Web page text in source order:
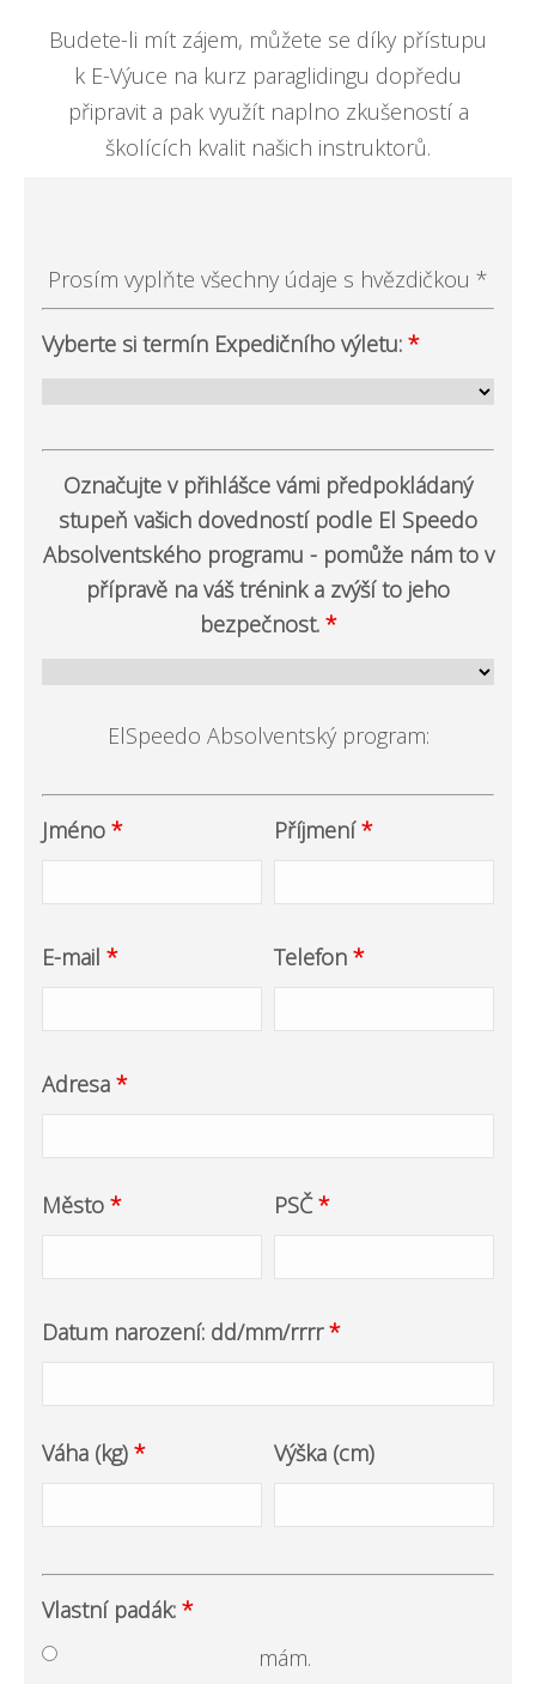
Budete-li mít zájem, můžete se díky přístupu
k E-Výuce na kurz paraglidingu dopředu
připravit a pak využít naplno zkušeností a
školících kvalit našich instruktorů.
Prosím vyplňte všechny údaje s hvězdičkou *
Vyberte si termín Expedičního výletu: *
Označujte v přihlášce vámi předpokládaný
stupeň vašich dovedností podle El Speedo
Absolventského programu - pomůže nám to v
přípravě na váš trénink a zvýší to jeho
bezpečnost. *
ElSpeedo Absolventský program:
Jméno * Příjmení*
E-mail * Telefon *
Adresa *
Město * PSČ*
Datum narození: dd/mm/rrrr*
Váha (kg) * Výška (cm)
Vlastní padák: *
mám.